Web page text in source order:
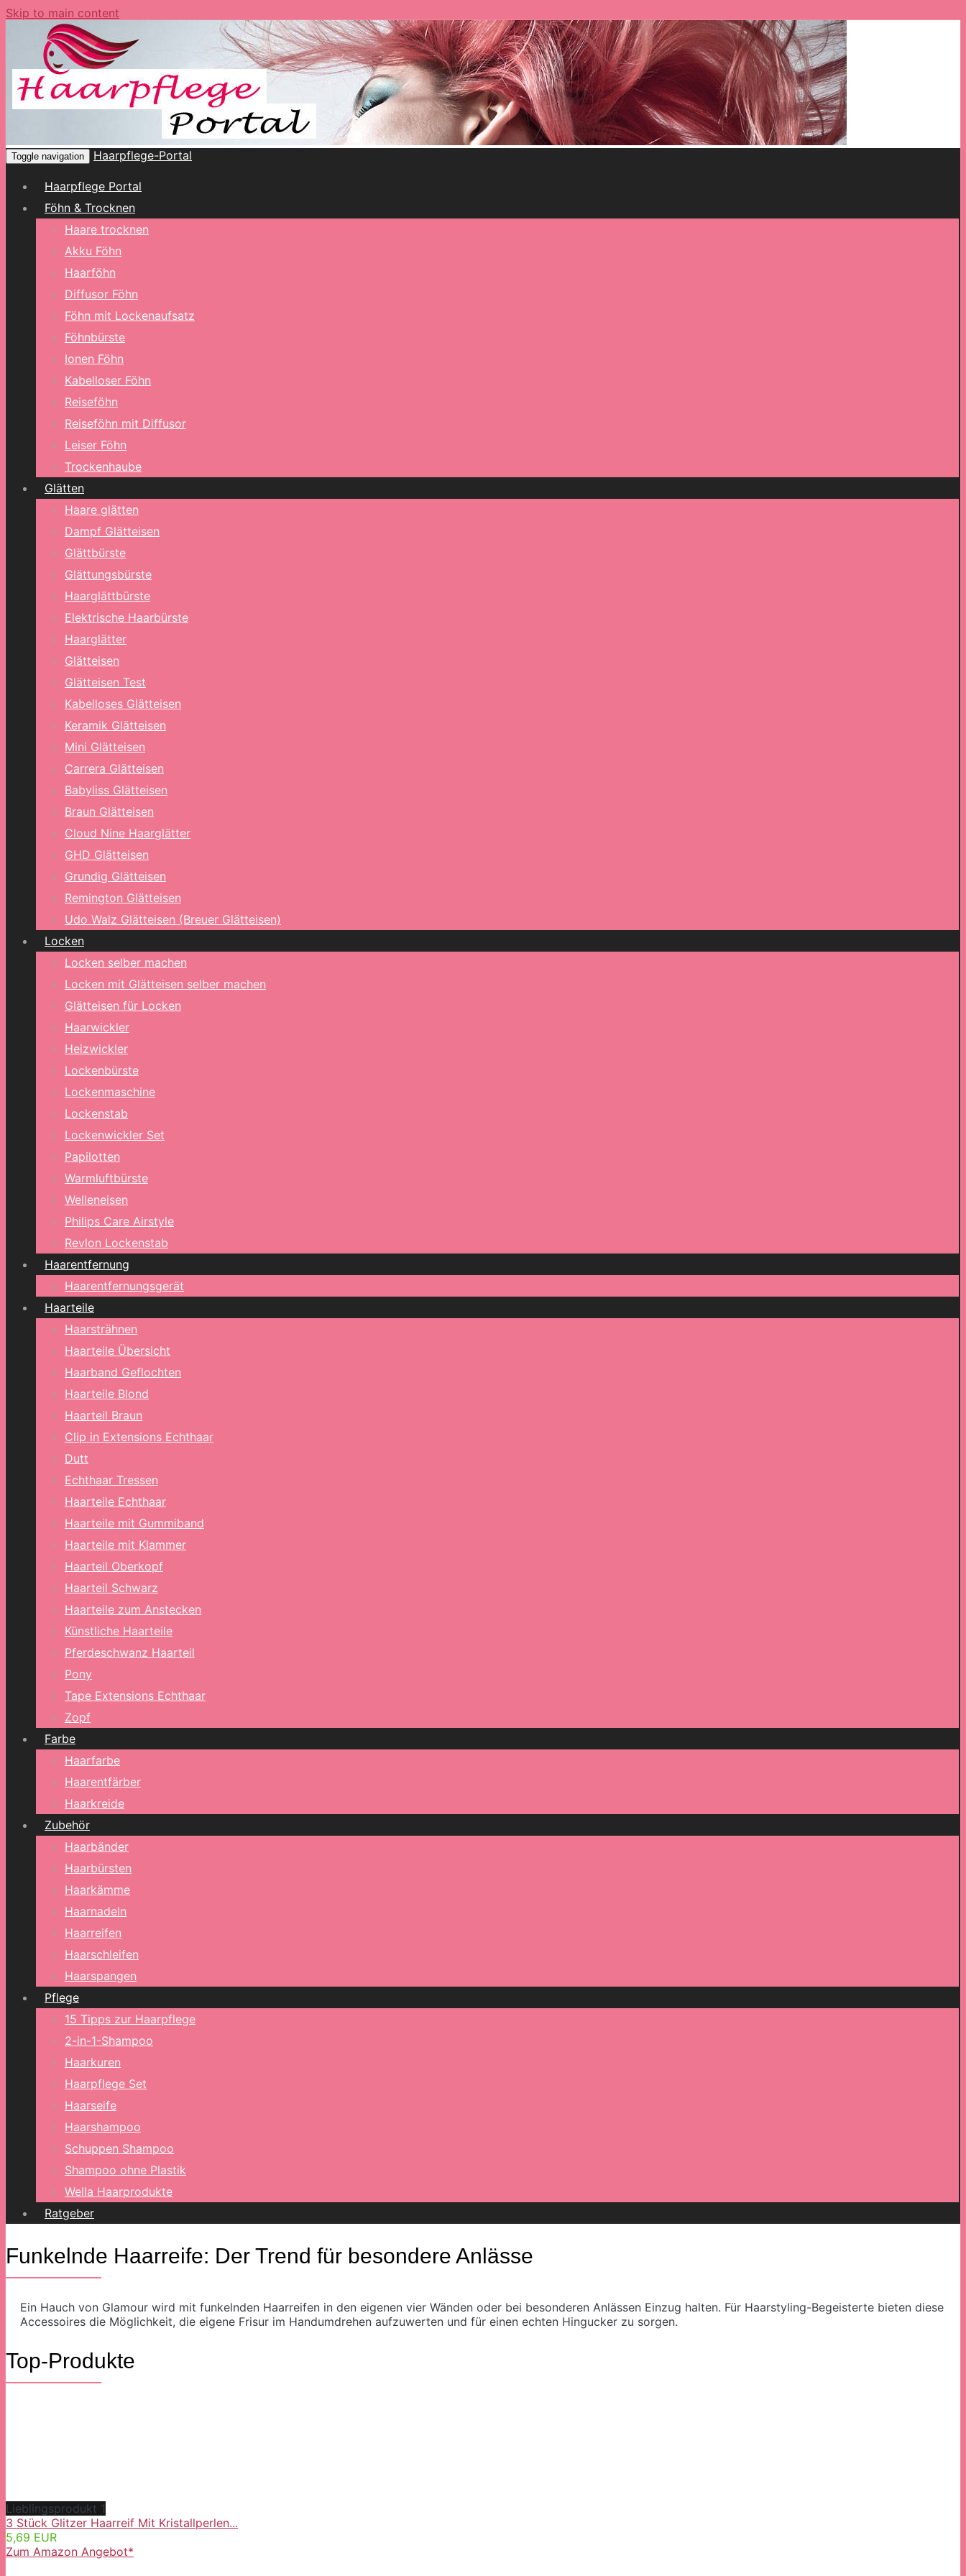
Skip to main content
Toggle navigation Haarpflege-Portal
Haarpflege Portal
Föhn & Trocknen
Haare trocknen
Akku Föhn
Haarföhn
Diffusor Föhn
Föhn mit Lockenaufsatz
Föhnbürste
Ionen Föhn
Kabelloser Föhn
Reiseföhn
Reiseföhn mit Diffusor
Leiser Föhn
Trockenhaube
Glätten
Haare glätten
Dampf Glätteisen
Glättbürste
Glättungsbürste
Haarglättbürste
Elektrische Haarbürste
Haarglätter
Glätteisen
Glätteisen Test
Kabelloses Glätteisen
Keramik Glätteisen
Mini Glätteisen
Carrera Glätteisen
Babyliss Glätteisen
Braun Glätteisen
Cloud Nine Haarglätter
GHD Glätteisen
Grundig Glätteisen
Remington Glätteisen
Udo Walz Glätteisen (Breuer Glätteisen)
Locken
Locken selber machen
Locken mit Glätteisen selber machen
Glätteisen für Locken
Haarwickler
Heizwickler
Lockenbürste
Lockenmaschine
Lockenstab
Lockenwickler Set
Papilotten
Warmluftbürste
Welleneisen
Philips Care Airstyle
Revlon Lockenstab
Haarentfernung
Haarentfernungsgerät
Haarteile
Haarsträhnen
Haarteile Übersicht
Haarband Geflochten
Haarteile Blond
Haarteil Braun
Clip in Extensions Echthaar
Dutt
Echthaar Tressen
Haarteile Echthaar
Haarteile mit Gummiband
Haarteile mit Klammer
Haarteil Oberkopf
Haarteil Schwarz
Haarteile zum Anstecken
Künstliche Haarteile
Pferdeschwanz Haarteil
Pony
Tape Extensions Echthaar
Zopf
Farbe
Haarfarbe
Haarentfärber
Haarkreide
Zubehör
Haarbänder
Haarbürsten
Haarkämme
Haarnadeln
Haarreifen
Haarschleifen
Haarspangen
Pflege
15 Tipps zur Haarpflege
2-in-1-Shampoo
Haarkuren
Haarpflege Set
Haarseife
Haarshampoo
Schuppen Shampoo
Shampoo ohne Plastik
Wella Haarprodukte
Ratgeber
Funkelnde Haarreife: Der Trend für besondere Anlässe
Ein Hauch von Glamour wird mit funkelnden Haarreifen in den eigenen vier Wänden oder bei besonderen Anlässen Einzug halten. Für Haarstyling-Begeisterte bieten diese
Accessoires die Möglichkeit, die eigene Frisur im Handumdrehen aufzuwerten und für einen echten Hingucker zu sorgen.
Top-Produkte
Lieblingsprodukt 1
3 Stück Glitzer Haarreif Mit Kristallperlen...
5,69 EUR
Zum Amazon Angebot*